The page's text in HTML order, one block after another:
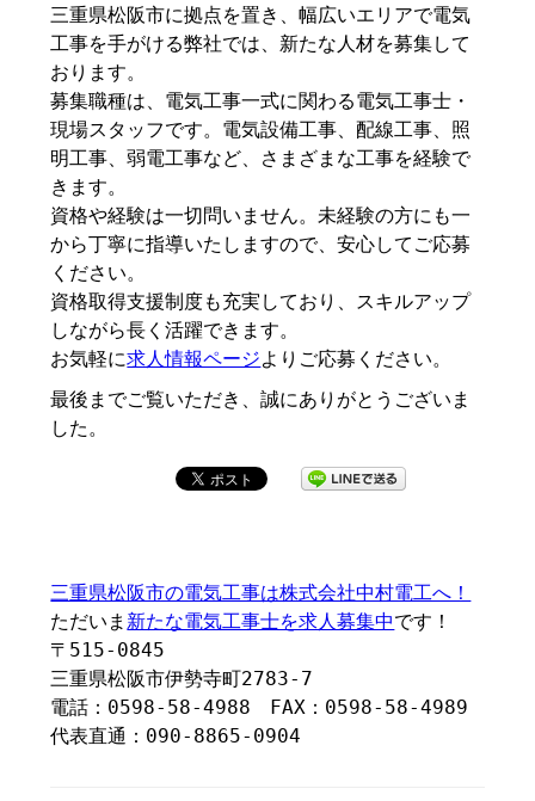
三重県松阪市に拠点を置き、幅広いエリアで電気
工事を手がける弊社では、新たな人材を募集して
おります。
募集職種は、電気工事一式に関わる電気工事士・
現場スタッフです。電気設備工事、配線工事、照
明工事、弱電工事など、さまざまな工事を経験で
きます。
資格や経験は一切問いません。未経験の方にも一
から丁寧に指導いたしますので、安心してご応募
ください。
資格取得支援制度も充実しており、スキルアップ
しながら長く活躍できます。
お気軽に求人情報ページよりご応募ください。
最後までご覧いただき、誠にありがとうございま
した。
三重県松阪市の電気工事は株式会社中村電工へ！
ただいま 新たな電気工事士を求人募集中です！
〒515-0845
三重県松阪市伊勢寺町2783-7
電話：0598-58-4988 FAX：0598-58-4989
代表直通：090-8865-0904